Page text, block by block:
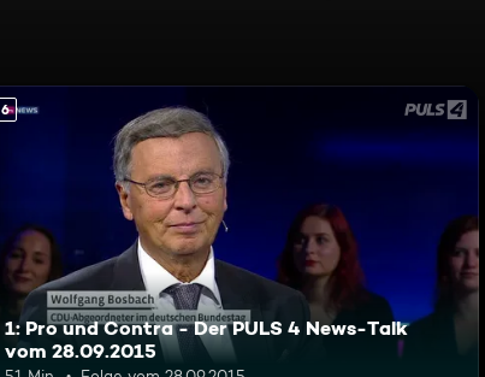
6
1: Pro und Contra - Der PULS 4 News-Talk
vom 28.09.2015